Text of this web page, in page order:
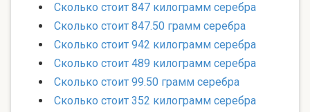
Сколько стоит 847 килограмм серебра
Сколько стоит 847.50 грамм серебра
Сколько стоит 942 килограмм серебра
Сколько стоит 489 килограмм серебра
Сколько стоит 99.50 грамм серебра
Сколько стоит 352 килограмм серебра